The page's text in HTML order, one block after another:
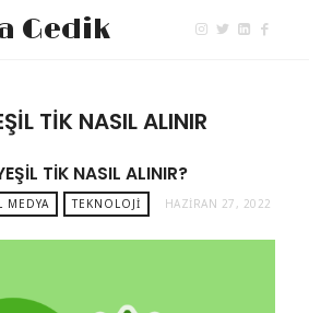
Gedik
TIK NASIL ALINIR
TIK NASIL ALINIR?
MEDYA TEKNOLOJI HAZIRAN 27, 2022